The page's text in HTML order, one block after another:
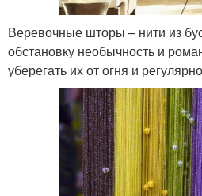
Веревочные шторы – нити из
обстановку необычность и
уберегать их от огня и